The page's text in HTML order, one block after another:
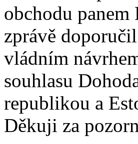
obchodu
zprávě
vládním
souhlasu
republikou a
Děkuji za